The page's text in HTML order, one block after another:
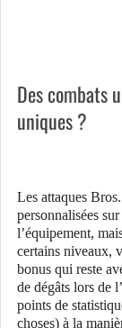
Des combats
uniques ?
Les attaques
personnalisées
l’équipement,
certains niveaux,
bonus qui reste
de dégâts lors de
points de
choses) à la